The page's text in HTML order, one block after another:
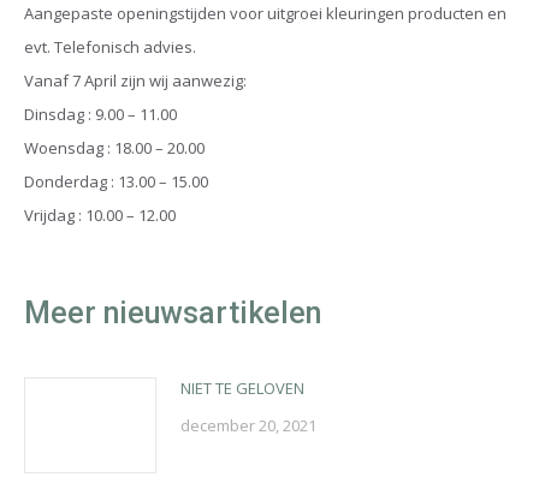
Aangepaste openingstijden voor uitgroei kleuringen producten en
evt. Telefonisch advies.
Vanaf 7 April zijn wij aanwezig:
Dinsdag : 9.00 – 11.00
Woensdag : 18.00 – 20.00
Donderdag : 13.00 – 15.00
Vrijdag : 10.00 – 12.00
Meer nieuwsartikelen
NIET TE GELOVEN
december 20, 2021